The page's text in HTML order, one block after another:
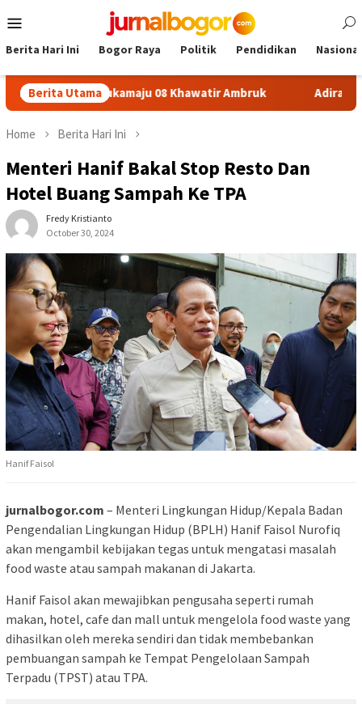
to
Menu
Berita Hari Ini Bogor Raya Politik Pendidikan Nasional
Berita Utama
SDN Sukamaju 08 Khawatir Ambruk Adira Expo
Home Berita Hari Ini
Menteri Hanif Bakal Stop Resto Dan
Hotel Buang Sampah Ke TPA
Fredy Kristianto
October 30, 2024
Hanif Faisol
jurnalbogor.com – Menteri Lingkungan Hidup/Kepala Badan
Pengendalian Lingkungan Hidup (BPLH) Hanif Faisol Nurofiq
akan mengambil kebijakan tegas untuk mengatasi masalah
food waste atau sampah makanan di Jakarta.
Hanif Faisol akan mewajibkan pengusaha seperti rumah
makan, hotel, cafe dan mall untuk mengelola food waste yang
dihasilkan oleh mereka sendiri dan tidak membebankan
pembuangan sampah ke Tempat Pengelolaan Sampah
Terpadu (TPST) atau TPA.